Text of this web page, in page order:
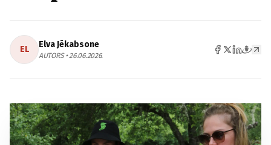
EL Elva Jēkabsone
AUTORS • 26.06.2026.